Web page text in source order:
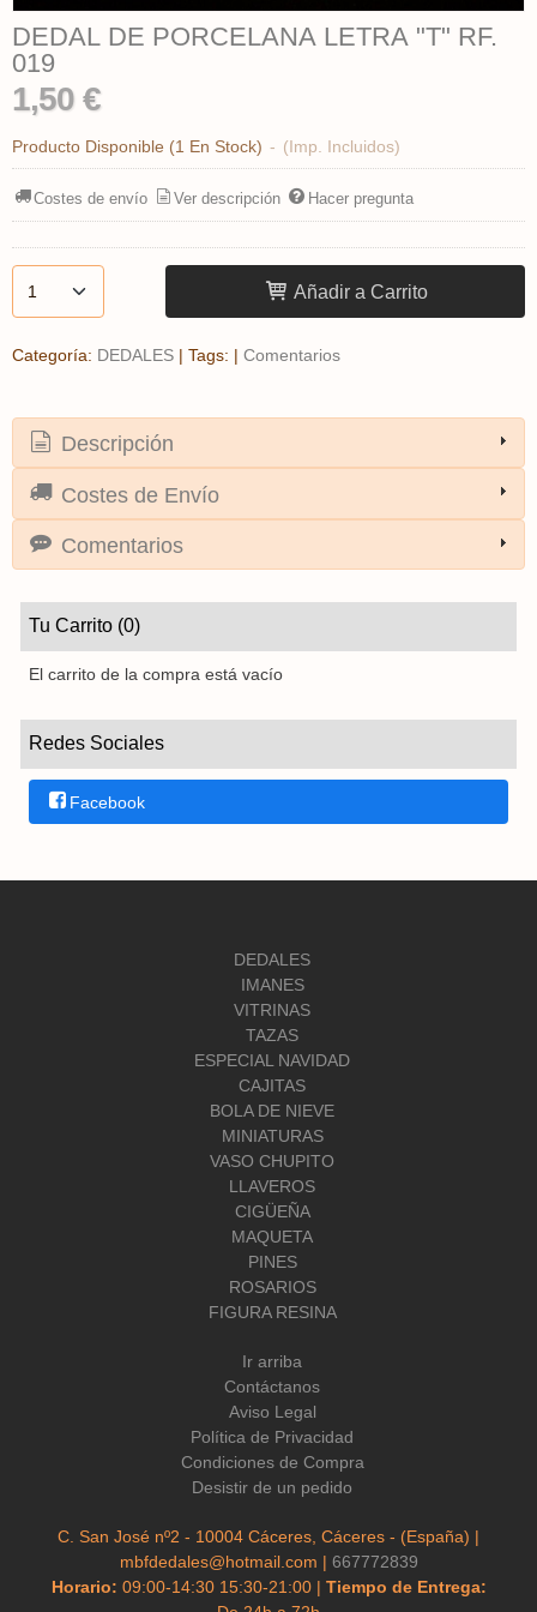
Tu Carrito (0)
El carrito de la compra está vacío
Redes Sociales
Facebook
DEDAL DE PORCELANA LETRA "T" RF.
019
1,50 €
Producto Disponible (1 En Stock) - (Imp. Incluidos)
Costes de envío Ver descripción Hacer pregunta
Añadir a Carrito
Categoría: DEDALES | Tags: | Comentarios
Descripción
Costes de Envío
Comentarios
DEDALES
IMANES
VITRINAS
TAZAS
ESPECIAL NAVIDAD
CAJITAS
BOLA DE NIEVE
MINIATURAS
VASO CHUPITO
LLAVEROS
CIGÜEÑA
MAQUETA
PINES
ROSARIOS
FIGURA RESINA
Ir arriba
Contáctanos
Aviso Legal
Política de Privacidad
Condiciones de Compra
Desistir de un pedido
C. San José nº2 - 10004 Cáceres, Cáceres - (España) |
mbfdedales@hotmail.com | 667772839
Horario: 09:00-14:30 15:30-21:00 | Tiempo de Entrega: